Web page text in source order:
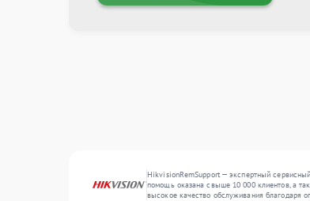
HikvisionRemSupport — экспертный
помощь оказана свыше 10 000 клиентов, а
высокое качество обслуживания благодаря